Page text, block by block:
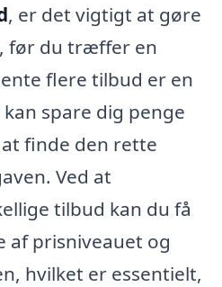
, er det vigtigt at gøre
før du træffer en
flere tilbud er en
spare dig penge
finde den rette
Ved at
tilbud kan du få
af prisniveauet og
hvilket er essentielt,